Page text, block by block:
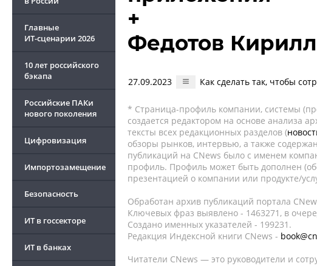
Главные
ИТ-сценарии 2026
10 лет российского
бэкапа
Российские ПАКи
нового поколения
Цифровизация
Импортозамещение
Безопасность
ИТ в госсекторе
ИТ в банках
+
Федотов Кирилл
27.09.2023 Как сделать так, чтобы
* Страница-профиль компании, системы
создается редактором на основе анализа
тексты всех редакционных разделов (
обзоры рынков, интервью, а также
публикаций на CNews было с именем
профиль. Профиль может быть дополнен
презентацией о компании или продукте/
Обработан архив публикаций портала
Ключевых фраз выявлено - 1463271, в
Создано именных указателей - 199231.
Редакция Индексной книги CNews -
Читатели CNews — это руководители и